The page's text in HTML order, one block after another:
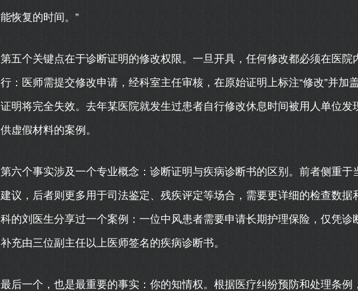
能恢复的时间。”
第五个关键点在于诊断证明的修改权限。一旦开具，任何修改都必须在医院
行：医师需提交修改申请，经科室主任审核，在原始证明上标注“修改”并加
证明将完全失效。去年某医院就发生过患者自行修改休息时间被用人单位发
供虚假材料的案例。
第六个事实涉及一个专业概念：诊断证明与疾病诊断书的区别。前者侧重于
建议，后者则更多用于司法鉴定、残疾评定等场合，需要更详细的检查数据
科的刘医生分享过一个案例：一位中风患者需要申请长期护理保险，仅凭诊
补充由三位副主任以上医师签名的疾病诊断书。
最后一个，也是最重要的事实：你的知情权。根据医疗纠纷预防和处理条例